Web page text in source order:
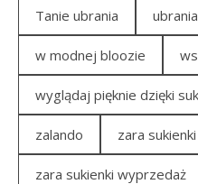
Tanie ubrania
w modnej bloozie
wyglądaj pięknie dzięki
zalando zara sukienki
zara sukienki wyprzedaż